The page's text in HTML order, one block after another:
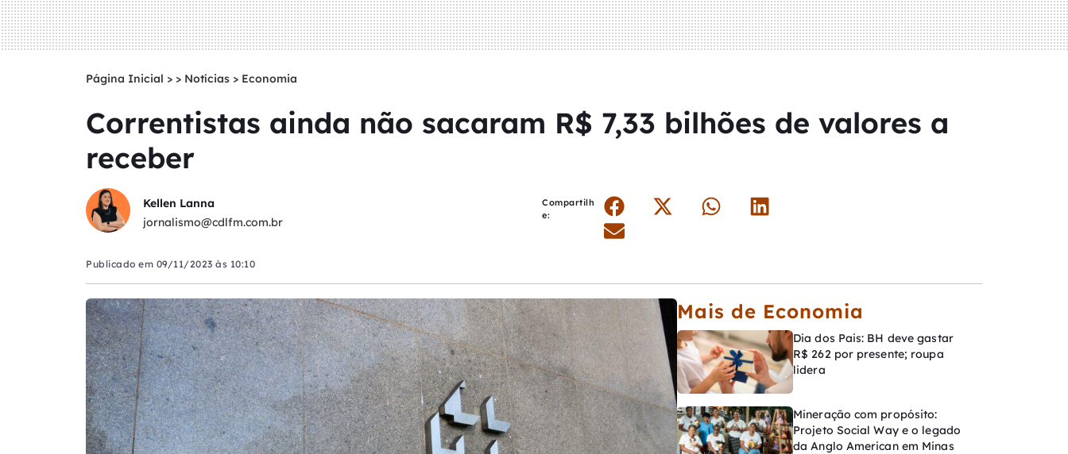
Página Inicial > Notícias > Economia
Correntistas ainda não sacaram R$ 7,33 bilhões de valores a
receber
Kellen Lanna
jornalismo@cdlfm.com.br
Compartilh
e:
Publicado em 09/11/2023 às 10:10
Mais de Economia
Dia dos Pais: BH deve gastar
R$ 262 por presente; roupa
lidera
Mineração com propósito:
Projeto Social Way e o legado
da Anglo American em Minas